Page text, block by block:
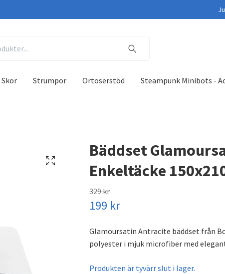
Skor Strumpor Ortoserstöd Steampunk Minibots -
Bäddset
Enkeltäcke
329 kr
199 kr
Glamoursatin Antracite bäddset från
polyester i mjuk microfiber med
Produkten är tyvärr slut i lager.